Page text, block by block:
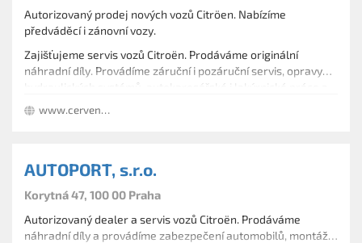
Autorizovaný prodej nových vozů Citröen. Nabízíme
předváděcí i zánovní vozy.
Zajišťujeme servis vozů Citroën. Prodáváme originální
náhradní díly. Provádíme záruční i pozáruční servis, opravy
hydraulických systémů, autokarosářské i lakýrnické práce a
opravy motorů.
nezáručního servisu.
www.cervenahospoda.cz
AUTOPORT, s.r.o.
Korytná 47, 100 00 Praha
Autorizovaný dealer a servis vozů Citroën. Prodáváme
náhradní díly a provádíme zabezpečení automobilů, montáž